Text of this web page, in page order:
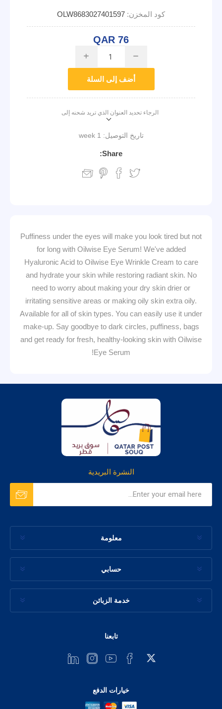
كود المخزن: OLW8683027401597
QAR 76
i h
أضف إلى السلة
الرجاء تحديد العنوان الذي تريد شحنه إلى
تاريخ التوصيل: 1 week
Share:
Puffiness under the eyes will make you look tired but not
for long with Oilwise Eye Serum! We've added
Hyaluronic Acid to Oilwise Eye Wrinkle Cream to care
and hydrate your skin while restoring radiant skin. No
need to worry about making your dry skin drier or
irritating sensitive areas or making oily skin extra oily.
Available for all of skin types. You can easily use it under
make-up. Say goodbye to dark circles, puffiness, bags
and get ready for fresh, healthy-looking skin with Oilwise
Eye Serum!
النشرة البريدية
معلومة
حسابي
خدمة الزبائن
تابعنا
خيارات الدفع